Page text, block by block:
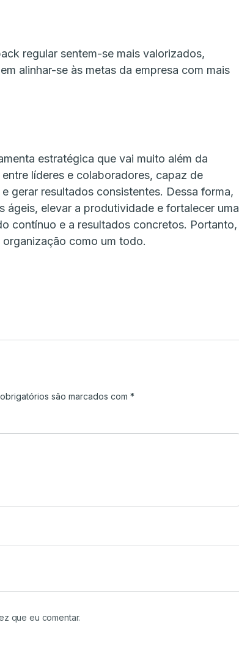
regular sentem-se mais valorizados,
alinhar-se às metas da empresa com mais
estratégica que vai muito além da
líderes e colaboradores, capaz de
gerar resultados consistentes. Dessa forma,
ágeis, elevar a produtividade e fortalecer uma
contínuo e a resultados concretos. Portanto,
como um todo.
são marcados com *
que eu comentar.